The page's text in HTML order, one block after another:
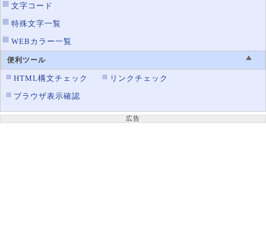
文字コード
特殊文字一覧
WEBカラー一覧
便利ツール
HTML構文チェック
リンクチェック
ブラウザ表示確認
広告